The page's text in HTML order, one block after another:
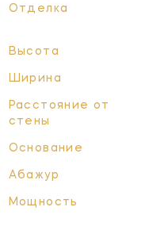
Отделка
Высота
Ширина
Расстояние от
стены
Основание
Абажур
Мощность